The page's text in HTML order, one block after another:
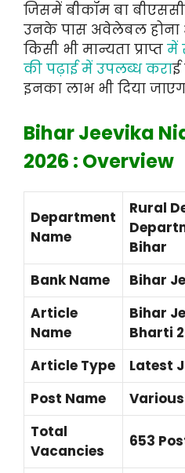
जिसमें बीकॉम बा
उनके पास अवेलेबल होना
किसी भी मान्यता प्राप्त में
की पढ़ाई में उपलब्ध कराई
इनका लाभ भी दिया
Bihar Jeevika
2026 : Overview
Department
Name
Rural
Bihar
Bank Name
Bihar
Article
Name
Bihar
Bharti
Article Type
Latest
Post Name
Total
Vacancies
653